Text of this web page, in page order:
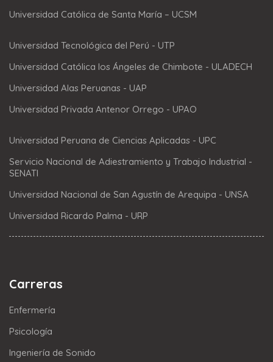
Universidad Católica de Santa María – UCSM
Universidad Tecnológica del Perú - UTP
Universidad Católica los Ángeles de Chimbote - ULADECH
Universidad Alas Peruanas - UAP
Universidad Privada Antenor Orrego - UPAO
Universidad Peruana de Ciencias Aplicadas - UPC
Servicio Nacional de Adiestramiento y Trabajo Industrial -
SENATI
Universidad Nacional de San Agustín de Arequipa - UNSA
Universidad Ricardo Palma - URP
Carreras
Enfermería
Psicología
Ingeniería de Sonido